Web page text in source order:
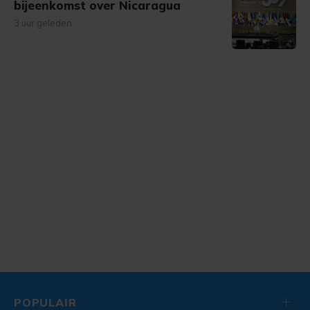
bijeenkomst over Nicaragua
3 uur geleden
POPULAIR